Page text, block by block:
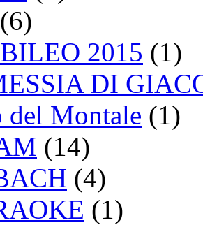
(6)
2015 (1)
DI
del Montale (1)
(14)
(4)
(1)